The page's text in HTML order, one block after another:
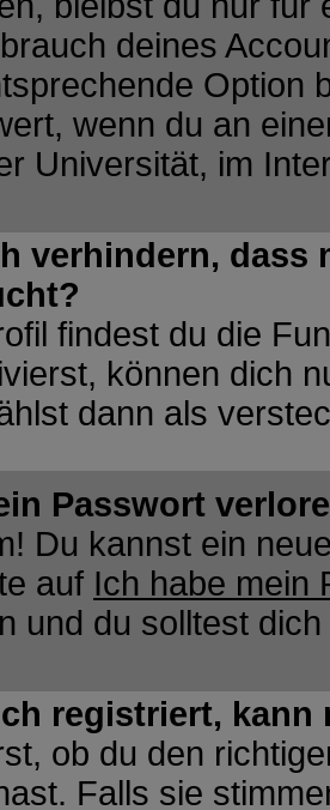
deines
Option
wenn du an
Universität, im
verhindern, dass
findest du die
können dich
dann als
Passwort
Du kannst ein
auf Ich habe mein
und du solltest
registriert,
ob du den
Falls sie